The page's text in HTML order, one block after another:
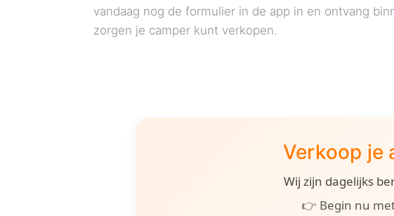
vandaag nog de formulier in de app in en ontvang
zorgen je camper kunt verkopen.
Verkoop je
Wij zijn dagelijks
👉 Begin nu